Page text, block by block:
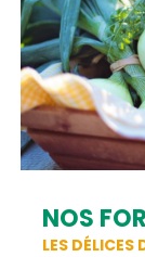
NOS
LES DÉLICES